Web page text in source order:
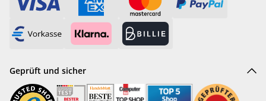
Geprüft und sicher